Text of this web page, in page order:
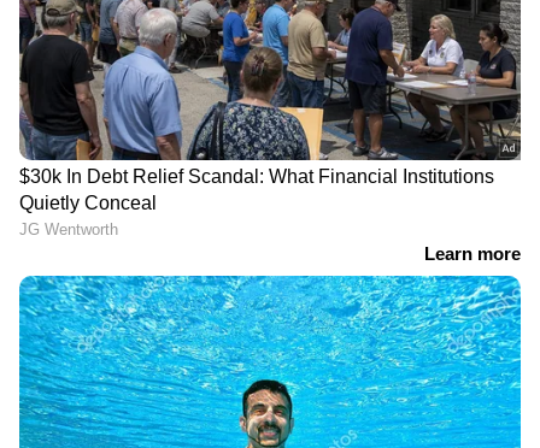
മുകളിലൂടെ ഹിമപാതം ആഞ്ഞ് വീശി.
പർവതാരോഹകരും പര്യവേഷണ
ഗെയ്ഡുകളും ജീവൻ രക്ഷിക്കാനായി
ടെന്‍റുകളിലേക്ക് കയറുന്നത് വീഡിയോയിൽ
കാണാം. ശക്തമായ മഞ്ഞുവീഴ്ച ടെന്‍റുകളെ
തകർക്കുകയും ക്യാമ്പ്‌സൈറ്റിന്‍റെ ചില
ഭാഗങ്ങൾ മൂടുകയും ചെയ്തതായി
ഹിമപാതത്തിൽ പര്യവേഷണ സംഘം സുരക്ഷാ
പ്രോട്ടോക്കോളുകൾ പാലിച്ചതിനാൽ ആർക്കും
അപകടമൊന്നും സംഭവിച്ചില്ലെന്നും റിപ്പോര്‍ട്ടിൽ
പറയുന്നു.